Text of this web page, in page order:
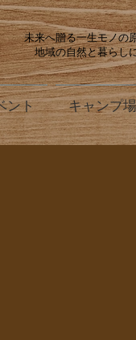
未来へ贈る一生モノの
地域の自然と暮らし
ント キャンプ